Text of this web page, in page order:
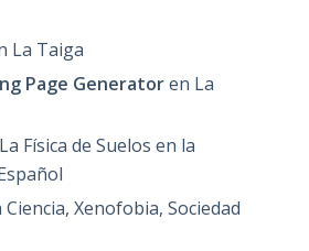
La Taiga
Page Generatoren La
La Física de Suelos en la
Ciencia, Xenofobia, Sociedad